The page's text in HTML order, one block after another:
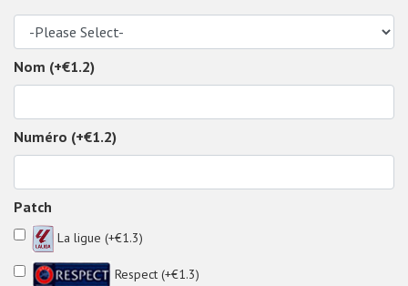
Nom (+€1.2)
Numéro (+€1.2)
Patch
La ligue (+€1.3)
Respect (+€1.3)